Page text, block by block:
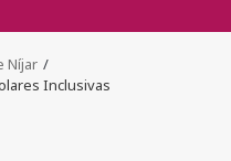
Níjar
Inclusivas